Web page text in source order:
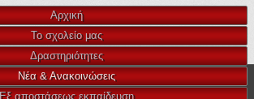
Αρχική
Το σχολείο μας
Δραστηριότητες
Νέα & Ανακοινώσεις
Εξ αποστάσεως εκπαίδευση